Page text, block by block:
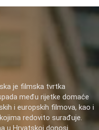
je filmska tvrtka
među rijetke domaće
i europskih filmova, kao i
redovito surađuje.